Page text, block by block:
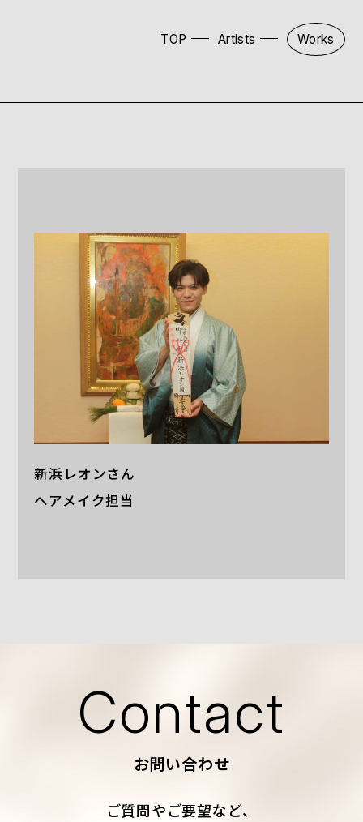
TOP Artists Works
新浜レオンさん
ヘアメイク担当
Contact
お問い合わせ
ご質問やご要望など、